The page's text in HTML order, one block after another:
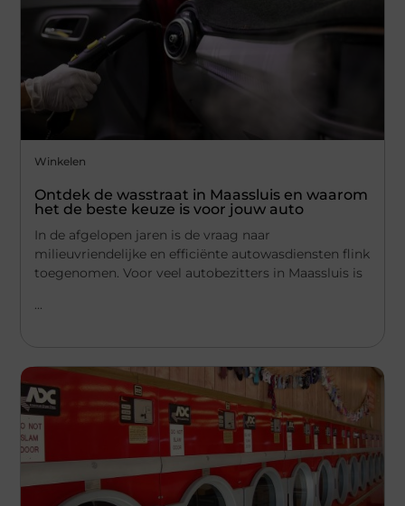
Winkelen
Ontdek de wasstraat in Maassluis en waarom
het de beste keuze is voor jouw auto
In de afgelopen jaren is de vraag naar
milieuvriendelijke en efficiënte autowasdiensten flink
toegenomen. Voor veel autobezitters in Maassluis is
...